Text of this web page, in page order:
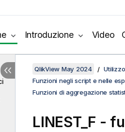
Introduzione Video
QlikView May 2024
Funzioni negli script e nelle
Funzioni di aggregazione
LINEST_F -